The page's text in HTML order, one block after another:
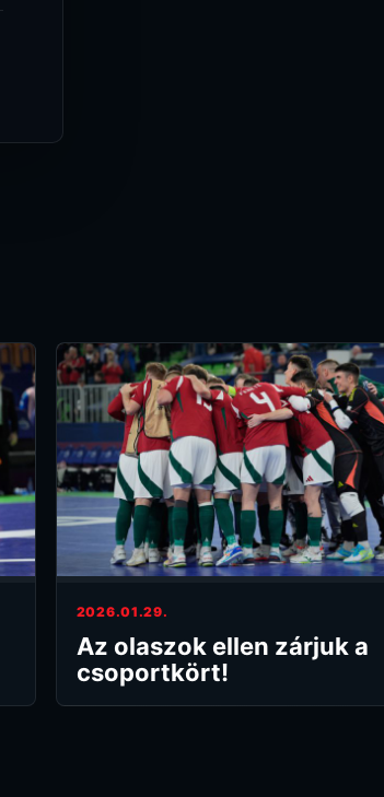
2026.01.29.
Az olaszok ellen zárjuk a
csoportkört!